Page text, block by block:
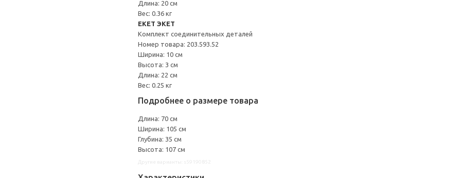
Длина: 20 см
Вес: 0.36 кг
EKET ЭКЕТ
Комплект соединительных деталей
Номер товара: 203.593.52
Ширина: 10 см
Высота: 3 см
Длина: 22 см
Вес: 0.25 кг
Подробнее о размере товара
Длина: 70 см
Ширина: 105 см
Глубина: 35 см
Высота: 107 см